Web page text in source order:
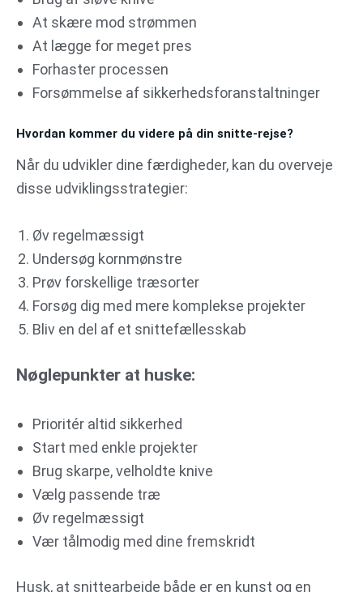
At skære mod strømmen
At lægge for meget pres
Forhaster processen
Forsømmelse af sikkerhedsforanstaltninger
Hvordan kommer du videre på din snitte-rejse?
Når du udvikler dine færdigheder, kan du overveje
disse udviklingsstrategier:
Øv regelmæssigt
Undersøg kornmønstre
Prøv forskellige træsorter
Forsøg dig med mere komplekse projekter
Bliv en del af et snittefællesskab
Nøglepunkter at huske:
Prioritér altid sikkerhed
Start med enkle projekter
Brug skarpe, velholdte knive
Vælg passende træ
Øv regelmæssigt
Vær tålmodig med dine fremskridt
Husk, at snittearbejde både er en kunst og en